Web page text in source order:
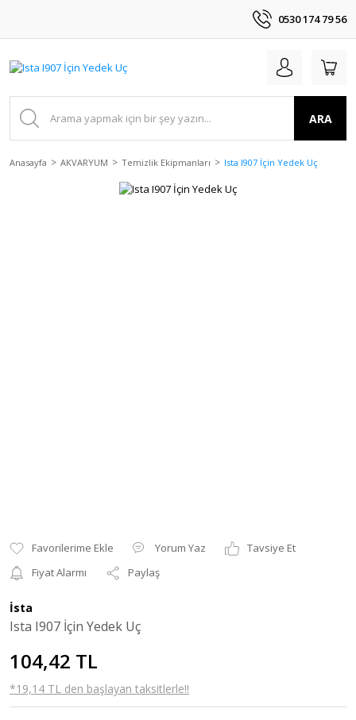
0530 174 79 56
ARA
Anasayfa AKVARYUM Temizlik Ekipmanları Ista I907 İçin Yedek Uç
Yorum Yaz
Tavsiye Et
Fiyat Alarmı
Paylaş
İsta
Ista I907 İçin Yedek Uç
104,42 TL
*19,14 TL den başlayan taksitlerle!!